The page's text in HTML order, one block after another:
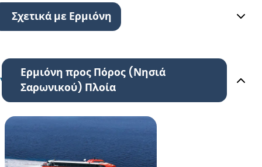
Σχετικά με Ερμιόνη
Ερμιόνη προς Πόρος (Νησιά
Σαρωνικού) Πλοία